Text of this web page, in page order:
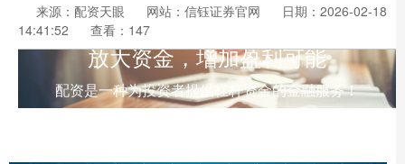
来源：配资天眼 网站：信钰证券官网
日期：2026-02-18
14:41:52
查看：147
放大资金，增加盈利可能
配资是一种为投资者提供杠杆资金的金融服务！